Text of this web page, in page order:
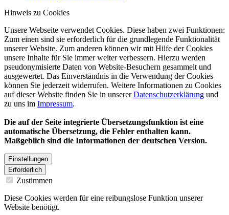
Hinweis zu Cookies
Unsere Webseite verwendet Cookies. Diese haben zwei Funktionen:
Zum einen sind sie erforderlich für die grundlegende Funktionalität
unserer Website. Zum anderen können wir mit Hilfe der Cookies
unsere Inhalte für Sie immer weiter verbessern. Hierzu werden
pseudonymisierte Daten von Website-Besuchern gesammelt und
ausgewertet. Das Einverständnis in die Verwendung der Cookies
können Sie jederzeit widerrufen. Weitere Informationen zu Cookies
auf dieser Website finden Sie in unsererDatenschutzerklärung und
zu uns im Impressum.
Die auf der Seite integrierte Übersetzungsfunktion ist eine
automatische Übersetzung, die Fehler enthalten kann.
Maßgeblich sind die Informationen der deutschen Version.
Einstellungen
Erforderlich
Zustimmen
Diese Cookies werden für eine reibungslose Funktion unserer
Website benötigt.